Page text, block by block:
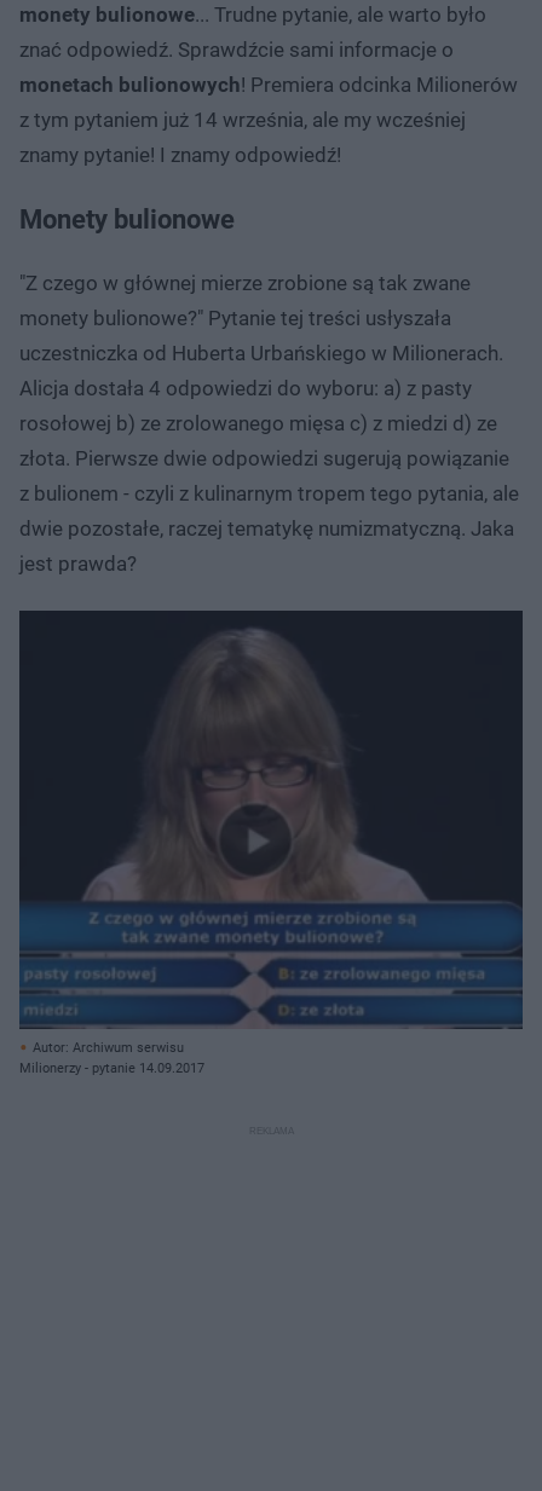
monety bulionowe... Trudne pytanie, ale warto było
znać odpowiedź. Sprawdźcie sami informacje o
monetach bulionowych! Premiera odcinka Milionerów
z tym pytaniem już 14 września, ale my wcześniej
znamy pytanie! I znamy odpowiedź!
Monety bulionowe
"Z czego w głównej mierze zrobione są tak zwane
monety bulionowe?" Pytanie tej treści usłyszała
uczestniczka od Huberta Urbańskiego w Milionerach.
Alicja dostała 4 odpowiedzi do wyboru: a) z pasty
rosołowej b) ze zrolowanego mięsa c) z miedzi d) ze
złota. Pierwsze dwie odpowiedzi sugerują powiązanie
z bulionem - czyli z kulinarnym tropem tego pytania, ale
dwie pozostałe, raczej tematykę numizmatyczną. Jaka
jest prawda?
Autor: Archiwum serwisu
Milionerzy - pytanie 14.09.2017